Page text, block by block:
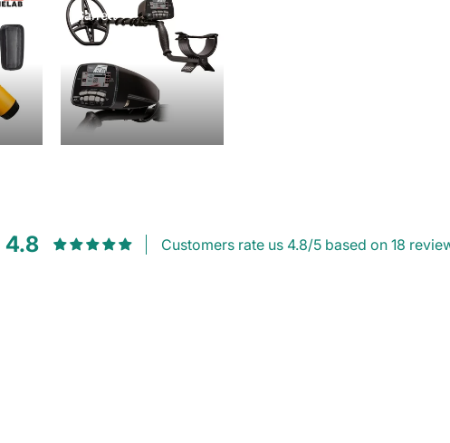
Garrett
4.8 Customers rate us 4.8/5 based on 18